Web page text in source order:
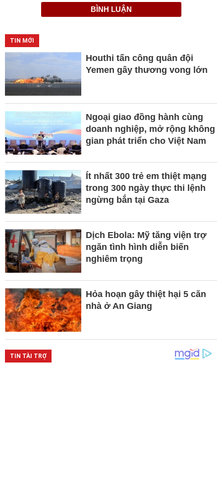
BÌNH LUẬN
TIN MỚI
Houthi tấn công quân đội
Yemen gây thương vong lớn
Ngoại giao đồng hành cùng
doanh nghiệp, mở rộng không
gian phát triển cho Việt Nam
Ít nhất 300 trẻ em thiệt mạng
trong 300 ngày thực thi lệnh
ngừng bắn tại Gaza
Dịch Ebola: Mỹ tăng viện trợ
ngăn tình hình diễn biến
nghiêm trọng
Hỏa hoạn gây thiệt hại 5 căn
nhà ở An Giang